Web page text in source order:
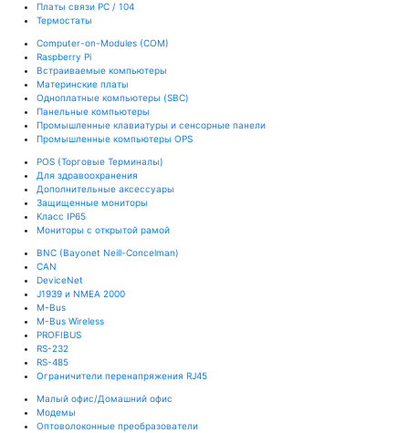
Платы связи PC / 104
Термостаты
Computer-on-Modules (COM)
Raspberry Pi
Встраиваемые компьютеры
Материнские платы
Одноплатные компьютеры (SBC)
Панельные компьютеры
Промышленные клавиатуры и сенсорные панели
Промышленные компьютеры OPS
POS (Торговые Терминалы)
Для здравоохранения
Дополнительные аксессуары
Защищенные мониторы
Класс IP65
Мониторы с открытой рамой
BNC (Bayonet Neill-Concelman)
CAN
DeviceNet
J1939 и NMEA 2000
M-Bus
M-Bus Wireless
PROFIBUS
RS-232
RS-485
Ограничители перенапряжения RJ45
Малый офис/Домашний офис
Модемы
Оптоволоконные преобразователи